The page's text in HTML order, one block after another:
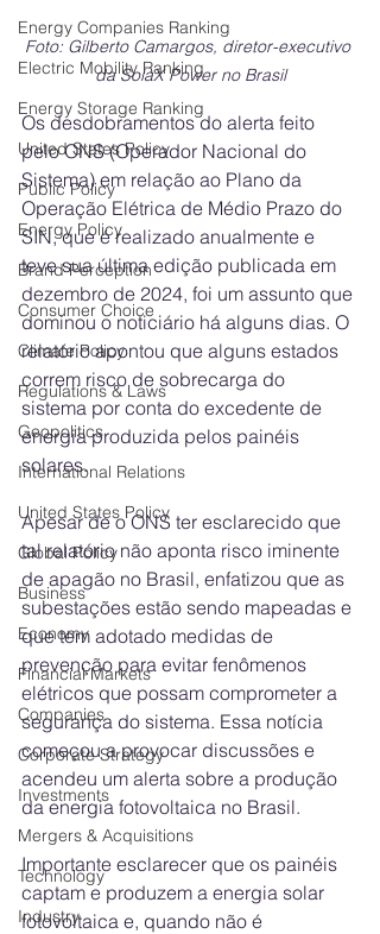
Energy Companies Ranking
Electric Mobility Ranking
Energy Storage Ranking
United States Policy
Public Policy
Energy Policy
Brand Perception
Consumer Choice
Climate Policy
Regulations & Laws
Geopolitics
International Relations
United States Policy
Global Policy
Business
Economy
Financial Markets
Companies
Corporate Strategy
Investments
Mergers & Acquisitions
Technology
Industry
Foto: Gilberto Camargos, diretor-executivo
da SolaX Power no Brasil
Os desdobramentos do alerta feito
pelo ONS (Operador Nacional do
Sistema) em relação ao Plano da
Operação Elétrica de Médio Prazo do
SIN, que é realizado anualmente e
teve sua última edição publicada em
dezembro de 2024, foi um assunto que
dominou o noticiário há alguns dias. O
relatório apontou que alguns estados
correm risco de sobrecarga do
sistema por conta do excedente de
energia produzida pelos painéis
solares.
Apesar de o ONS ter esclarecido que
tal relatório não aponta risco iminente
de apagão no Brasil, enfatizou que as
subestações estão sendo mapeadas e
que tem adotado medidas de
prevenção para evitar fenômenos
elétricos que possam comprometer a
segurança do sistema. Essa notícia
começou a provocar discussões e
acendeu um alerta sobre a produção
da energia fotovoltaica no Brasil.
Importante esclarecer que os painéis
captam e produzem a energia solar
fotovoltaica e, quando não é